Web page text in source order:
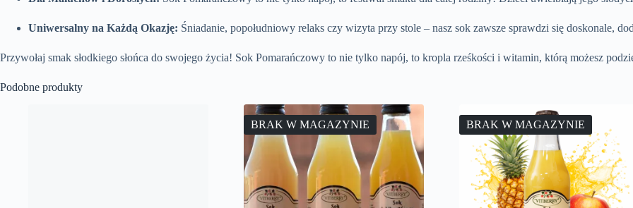
Uniwersalny na Każdą Okazję: Śniadanie, popołudniowy relaks czy wizyta przy stole – nasz sok zawsze sprawdzi się doskonale,
Przywołaj smak słodkiego słońca do swojego życia! Sok Pomarańczowy to nie tylko napój, to kropla rześkości i witamin, którą możesz
Podobne produkty
BRAK W MAGAZYNIE BRAK W MAGAZYNIE